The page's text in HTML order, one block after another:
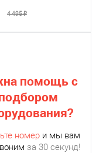
4 495 ₽
помощь с
номер и мы вам
за 30 секунд!